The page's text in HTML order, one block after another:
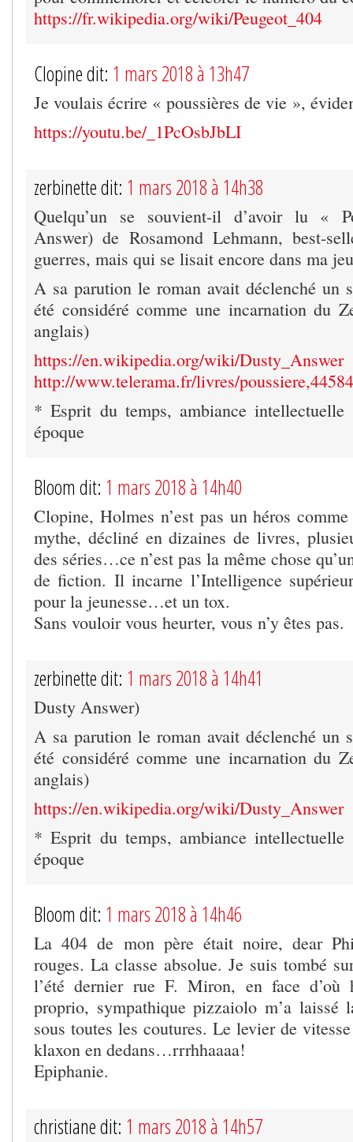
https://fr.wikipedia.org/wiki/Peugeot_404
Clopine dit: 1 mars 2018 à 13h47
Je voulais écrire « poussières de vie »,
https://youtu.be/_1PcOsbJbLI
zerbinette dit: 1 mars 2018 à 14h38
Quelqu’un se souvient-il d’avoir lu «
Answer) de Rosamond Lehmann, best-
guerres, mais qui se lisait encore dans ma
A sa parution le roman avait déclenché un
été considéré comme une incarnation du
anglais)
https://en.wikipedia.org/wiki/Dusty_Answer
http://www.telerama.fr/livres/
* Esprit du temps, ambiance intellectuelle
époque
Bloom dit: 1 mars 2018 à 14h40
Clopine, Holmes n’est pas un héros
mythe, décliné en dizaines de livres,
des séries…ce n’est pas la même chose
de fiction. Il incarne l’Intelligence
pour la jeunesse…et un tox.
Sans vouloir vous heurter, vous n’y êtes pas.
zerbinette dit: 1 mars 2018 à 14h41
Dusty Answer)
A sa parution le roman avait déclenché un
été considéré comme une incarnation du
anglais)
https://en.wikipedia.org/wiki/Dusty_Answer
* Esprit du temps, ambiance intellectuelle
époque
Bloom dit: 1 mars 2018 à 14h46
La 404 de mon père était noire, dear
rouges. La classe absolue. Je suis tombé
l’été dernier rue F. Miron, en face d’où
proprio, sympathique pizzaiolo m’a laissé
sous toutes les coutures. Le levier de
klaxon en dedans…rrrhhaaaa!
Epiphanie.
christiane dit: 1 mars 2018 à 14h57